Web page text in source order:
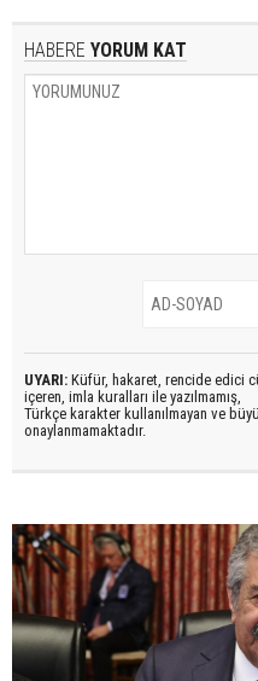
HABERE YORUM KAT
UYARI: Küfür, hakaret, rencide edici
içeren, imla kuralları ile yazılmamış,
Türkçe karakter kullanılmayan ve
onaylanmamaktadır.